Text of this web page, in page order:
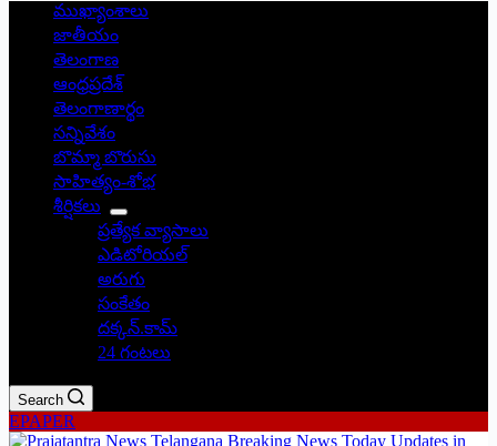
ముఖ్యాంశాలు
జాతీయం
తెలంగాణ
ఆంధ్రప్రదేశ్
తెలంగాణార్థం
సన్నివేశం
బొమ్మా బొరుసు
సాహిత్యం-శోభ
శీర్షికలు
ప్రత్యేక వ్యాసాలు
ఎడిటోరియల్
అరుగు
సంకేతం
దక్కన్.కామ్
24 గంటలు
Search
EPAPER